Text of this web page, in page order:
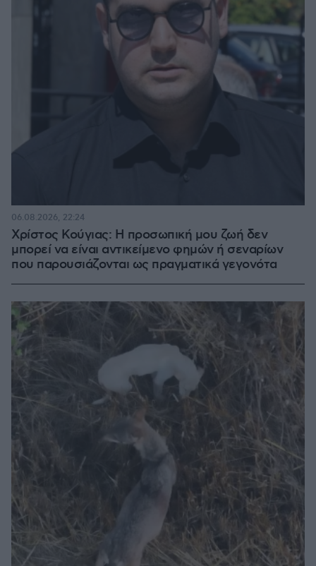
Χρίστος Κούγιας: Η προσωπική μου ζωή δεν
μπορεί να είναι αντικείμενο φημών ή σεναρίων
που παρουσιάζονται ως πραγματικά γεγονότα
06.08.2026, 22:24